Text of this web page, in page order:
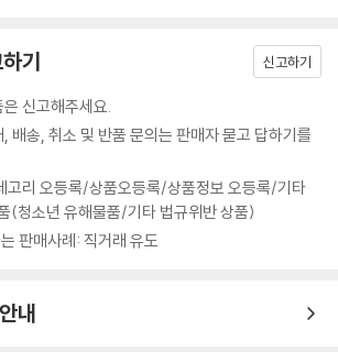
고 있다
기 신고하기
신고해주세요.
배송, 취소 및 반품 문의는 판매자 묻고 답하기를
고리 오등록/상품오등록/상품정보 오등록/기타
(청소년 유해물품/기타 법규위반 상품)
판매사례: 직거래 유도
내